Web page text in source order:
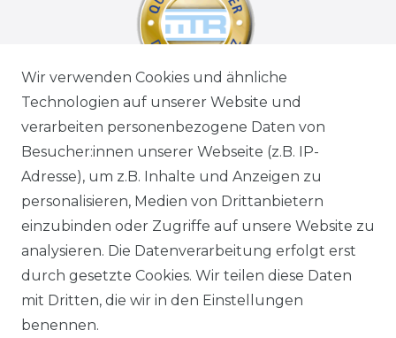
Wir verwenden Cookies und ähnliche
Technologien auf unserer Website und
verarbeiten personenbezogene Daten von
Besucher:innen unserer Webseite (z.B. IP-
Adresse), um z.B. Inhalte und Anzeigen zu
personalisieren, Medien von Drittanbietern
einzubinden oder Zugriffe auf unsere Website zu
analysieren. Die Datenverarbeitung erfolgt erst
durch gesetzte Cookies. Wir teilen diese Daten
mit Dritten, die wir in den Einstellungen
benennen.